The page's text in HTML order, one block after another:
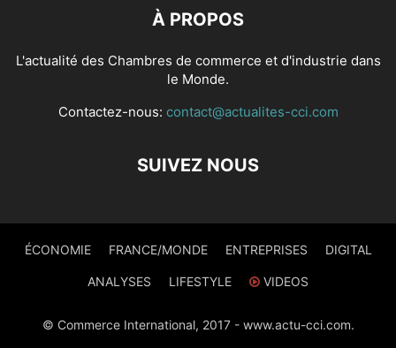
À PROPOS
L'actualité des Chambres de commerce et d'industrie dans
le Monde.
Contactez-nous: contact@actualites-cci.com
SUIVEZ NOUS
ÉCONOMIE FRANCE/MONDE ENTREPRISES DIGITAL
ANALYSES LIFESTYLE VIDEOS
© Commerce International, 2017 - www.actu-cci.com.